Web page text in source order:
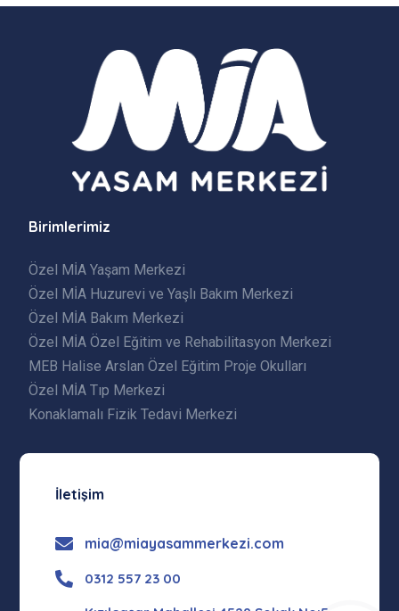
Birimlerimiz
Özel MİA Yaşam Merkezi
Özel MİA Huzurevi ve Yaşlı Bakım Merkezi
Özel MİA Bakım Merkezi
Özel MİA Özel Eğitim ve Rehabilitasyon Merkezi
MEB Halise Arslan Özel Eğitim Proje Okulları
Özel MİA Tıp Merkezi
Konaklamalı Fizik Tedavi Merkezi
İletişim
mia@miayasammerkezi.com
0312 557 23 00